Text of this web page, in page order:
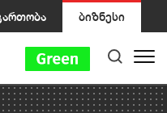
ბიზნესი